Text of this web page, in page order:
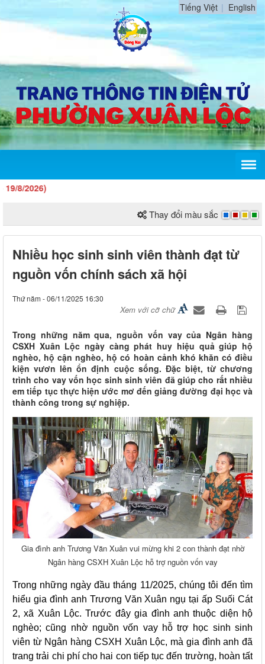
Tiếng Việt English
Thay đổi màu sắc
Nhiều học sinh sinh viên thành đạt từ
nguồn vốn chính sách xã hội
Thứ năm - 06/11/2025 16:30
Xem với cỡ chữ
Trong những năm qua, nguồn vốn vay của Ngân hàng
CSXH Xuân Lộc ngày càng phát huy hiệu quả giúp hộ
nghèo, hộ cận nghèo, hộ có hoàn cảnh khó khăn có điều
kiện vươn lên ổn định cuộc sống. Đặc biệt, từ chương
trình cho vay vốn học sinh sinh viên đã giúp cho rất nhiều
em tiếp tục thực hiện ước mơ đến giảng đường đại học và
thành công trong sự nghiệp.
Gia đình anh Trương Văn Xuân vui mừng khi 2 con thành đạt nhờ
Ngân hàng CSXH Xuân Lộc hỗ trợ nguồn vốn vay
Trong những ngày đầu tháng 11/2025, chúng tôi đến tìm
hiểu gia đình anh Trương Văn Xuân ngụ tại ấp Suối Cát
2, xã Xuân Lộc. Trước đây gia đình anh thuộc diện hộ
nghèo; cũng nhờ nguồn vốn vay hỗ trợ học sinh sinh
viên từ Ngân hàng CSXH Xuân Lộc, mà gia đình anh đã
trang trải chi phí cho hai con tiếp tục đến trường, hoàn tất